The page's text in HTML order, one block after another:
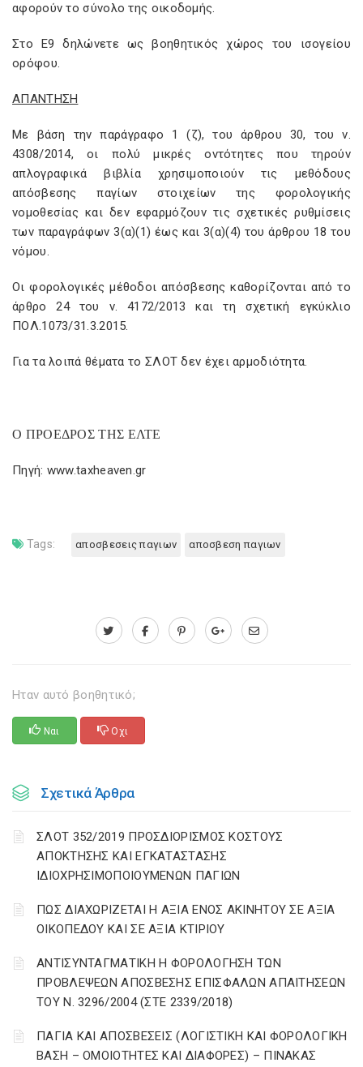
αφορούν το σύνολο της οικοδομής.
Στο Ε9 δηλώνετε ως βοηθητικός χώρος του ισογείου
ορόφου.
ΑΠΑΝΤΗΣΗ
Με βάση την παράγραφο 1 (ζ), του άρθρου 30, του ν.
4308/2014, οι πολύ μικρές οντότητες που τηρούν
απλογραφικά βιβλία χρησιμοποιούν τις μεθόδους
απόσβεσης παγίων στοιχείων της φορολογικής
νομοθεσίας και δεν εφαρμόζουν τις σχετικές ρυθμίσεις
των παραγράφων 3(α)(1) έως και 3(α)(4) του άρθρου 18 του
νόμου.
Οι φορολογικές μέθοδοι απόσβεσης καθορίζονται από το
άρθρο 24 του ν. 4172/2013 και τη σχετική εγκύκλιο
ΠΟΛ.1073/31.3.2015.
Για τα λοιπά θέματα το ΣΛΟΤ δεν έχει αρμοδιότητα.
Ο ΠΡΟΕΔΡΟΣ ΤΗΣ ΕΛΤΕ
Πηγή: www.taxheaven.gr
Tags: αποσβεσεις παγιων αποσβεση παγιων
Ηταν αυτό βοηθητικό;
Ναι Οχι
Σχετικά Άρθρα
ΣΛΟΤ 352/2019 ΠΡΟΣΔΙΟΡΙΣΜΟΣ ΚΟΣΤΟΥΣ
ΑΠΟΚΤΗΣΗΣ ΚΑΙ ΕΓΚΑΤΑΣΤΑΣΗΣ
ΙΔΙΟΧΡΗΣΙΜΟΠΟΙΟΥΜΕΝΩΝ ΠΑΓΙΩΝ
ΠΩΣ ΔΙΑΧΩΡΙΖΕΤΑΙ Η ΑΞΙΑ ΕΝΟΣ ΑΚΙΝΗΤΟΥ ΣΕ ΑΞΙΑ
ΟΙΚΟΠΕΔΟΥ ΚΑΙ ΣΕ ΑΞΙΑ ΚΤΙΡΙΟΥ
ΑΝΤΙΣΥΝΤΑΓΜΑΤΙΚΗ Η ΦΟΡΟΛΟΓΗΣΗ ΤΩΝ
ΠΡΟΒΛΕΨΕΩΝ ΑΠΟΣΒΕΣΗΣ ΕΠΙΣΦΑΛΩΝ ΑΠΑΙΤΗΣΕΩΝ
ΤΟΥ Ν. 3296/2004 (ΣΤΕ 2339/2018)
ΠΑΓΙΑ ΚΑΙ ΑΠΟΣΒΕΣΕΙΣ (ΛΟΓΙΣΤΙΚΗ ΚΑΙ ΦΟΡΟΛΟΓΙΚΗ
ΒΑΣΗ – ΟΜΟΙΟΤΗΤΕΣ ΚΑΙ ΔΙΑΦΟΡΕΣ) – ΠΙΝΑΚΑΣ